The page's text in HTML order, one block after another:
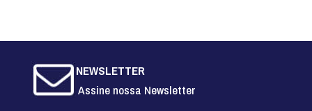
NEWSLETTER
Assine nossa Newsletter